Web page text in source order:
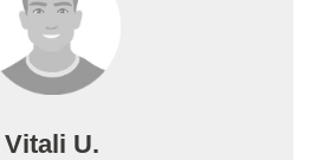
Vitali U.